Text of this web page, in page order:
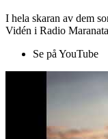
I hela skaran av dem
Vidén i Radio
Se på YouTube